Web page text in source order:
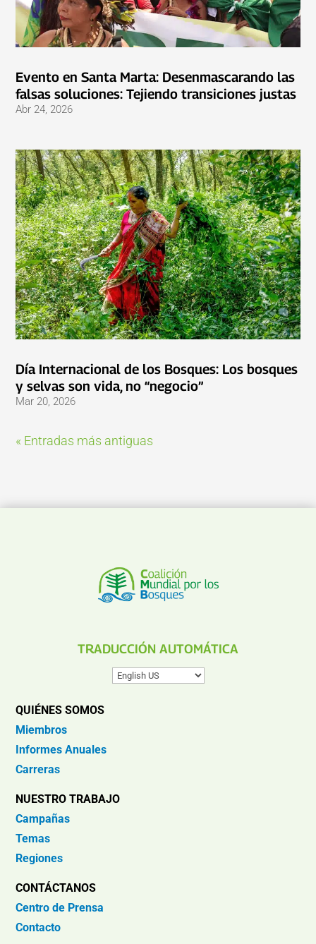
Evento en Santa Marta: Desenmascarando las
falsas soluciones: Tejiendo transiciones justas
Abr 24, 2026
Día Internacional de los Bosques: Los bosques
y selvas son vida, no “negocio”
Mar 20, 2026
« Entradas más antiguas
TRADUCCIÓN AUTOMÁTICA
QUIÉNES SOMOS
Miembros
Informes Anuales
Carreras
NUESTRO TRABAJO
Campañas
Temas
Regiones
CONTÁCTANOS
Centro de Prensa
Contacto